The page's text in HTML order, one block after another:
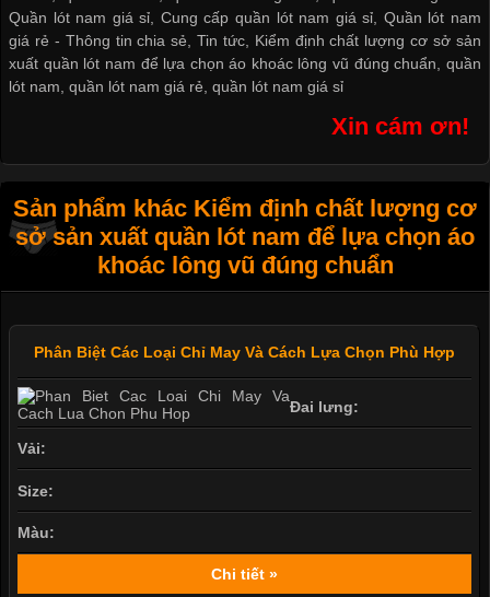
Quần lót nam giá sỉ
Cung cấp quần lót nam giá sỉ
Quần lót nam
giá rẻ - Thông tin chia sẻ ,Tin tức, Kiểm định chất lượng cơ sở sản
xuất quần lót nam để lựa chọn áo khoác lông vũ đúng chuẩn
quần
lót nam ,quần lót nam giá rẻ ,quần lót nam giá sỉ
Xin cám ơn!
Sản phẩm khác Kiểm định chất lượng cơ
sở sản xuất quần lót nam để lựa chọn áo
khoác lông vũ đúng chuẩn
Phân Biệt Các Loại Chỉ May Và Cách Lựa Chọn Phù Hợp
Đai lưng:
Vải:
Size:
Màu:
Chi tiết »